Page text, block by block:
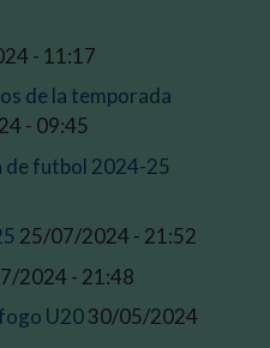
- 11:17
de la temporada
- 09:45
de futbol 2024-25
25/07/2024 - 21:52
2024 - 21:48
U2030/05/2024